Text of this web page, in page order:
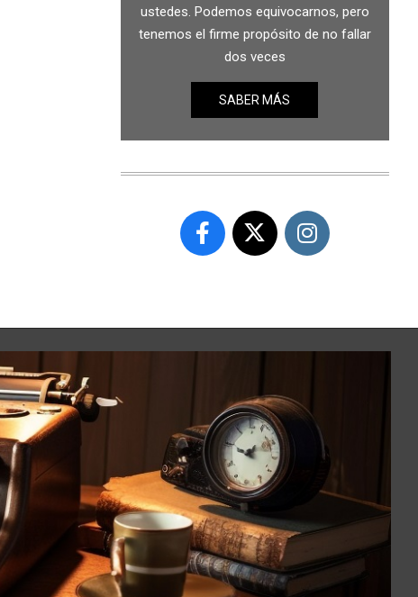
ustedes. Podemos equivocarnos, pero
tenemos el firme propósito de no fallar
dos veces
SABER MÁS